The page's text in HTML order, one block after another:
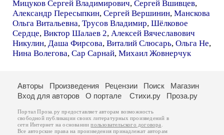
Мицуков Сергей Владимирович, Сергей Вшивцев,
Александр Пересыпкин, Сергей Вершинин, Манскова
Ольга Витальевна, Трусов Владимир, Шёлковое
Сердце, Виктор Шалаев 2, Алексей Вячеславович
Никулин, Даша Фирсова, Виталий Слюсарь, Ольга Не,
Нина Волегова, Сар Сарнай, Михаил Жовнерчук
Авторы Произведения Рецензии Поиск
Магазин
Вход для авторов
О портале Стихи.ру Проза.ру
Портал Проза.ру предоставляет авторам возможность
свободной публикации своих литературных произведений в
сети Интернет на основаниипользовательского договора.
Все авторские права на произведения принадлежат авторам